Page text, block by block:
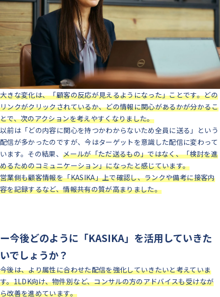
大きな変化は、「顧客の反応が見えるようになった」ことです。どの
リンクがクリックされているか、どの情報に関心があるかが分かるこ
とで、次のアクションを考えやすくなりました。
以前は「どの内容に関心を持つかわからないため全員に送る」という
配信が多かったのですが、今はターゲットを意識した配信に変わって
います。その結果、メールが「ただ送るもの」ではなく、「検討を進
めるためのコミュニケーション」になったと感じています。
営業側も顧客情報を「KASIKA」上で確認し、ランクや備考に接客内
容を記録するなど、情報共有の質が高まりました。
ー今後どのように「KASIKA」を活用していきた
いでしょうか？
今後は、より属性に合わせた配信を強化していきたいと考えていま
す。1LDK向け、物件別など、コンサルの方のアドバイスも受けなが
ら改善を進めています。